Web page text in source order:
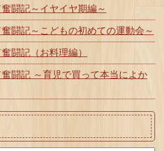
闘記～イヤイヤ期編～
闘記～こどもの初めての運動会～
闘記（お料理編）
闘記 ～育児で買って本当によか